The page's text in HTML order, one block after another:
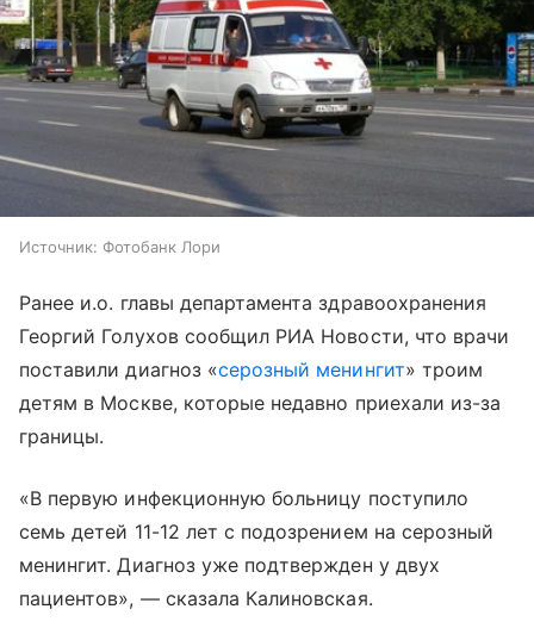
Источник: Фотобанк Лори
Ранее и.о. главы департамента здравоохранения
Георгий Голухов сообщил РИА Новости, что врачи
поставили диагноз «серозный менингит» троим
детям в Москве, которые недавно приехали из-за
границы.
«В первую инфекционную больницу поступило
семь детей 11-12 лет с подозрением на серозный
менингит. Диагноз уже подтвержден у двух
пациентов», — сказала Калиновская.